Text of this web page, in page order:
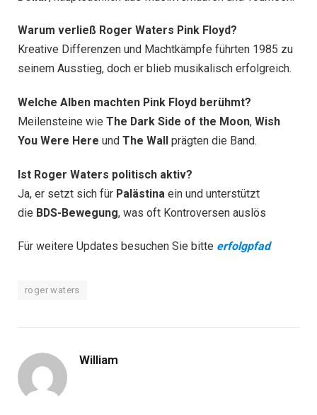
Warum verließ Roger Waters Pink Floyd?
Kreative Differenzen und Machtkämpfe führten 1985 zu
seinem Ausstieg, doch er blieb musikalisch erfolgreich.
Welche Alben machten Pink Floyd berühmt?
Meilensteine wie The Dark Side of the Moon, Wish
You Were Here und The Wall prägten die Band.
Ist Roger Waters politisch aktiv?
Ja, er setzt sich für Palästina ein und unterstützt
die BDS-Bewegung, was oft Kontroversen auslös
Für weitere Updates besuchen Sie bitte erfolgpfad
roger waters
William